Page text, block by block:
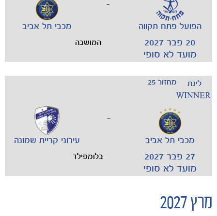
מכבי תל אביב
-
הפועל פתח תקווה
20 פבר 2027 המושבה
מועד לא סופי
ליגת
WINNER
מחזור 25
מכבי תל אביב
-
עירוני קריית שמונה
27 פבר 2027 בלומפילד
מועד לא סופי
מרץ 2027